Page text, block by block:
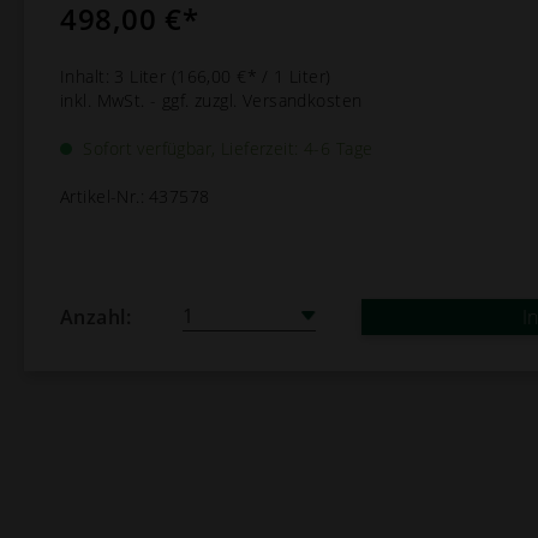
498,00 €*
Inhalt: 3 Liter
(166,00 €* / 1 Liter)
inkl. MwSt. - ggf. zuzgl. Versandkosten
Sofort verfügbar, Lieferzeit: 4-6 Tage
Artikel-Nr.: 437578